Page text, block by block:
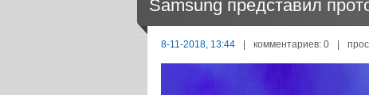
Samsung представил
8-11-2018, 13:44 | комментариев: 0 |